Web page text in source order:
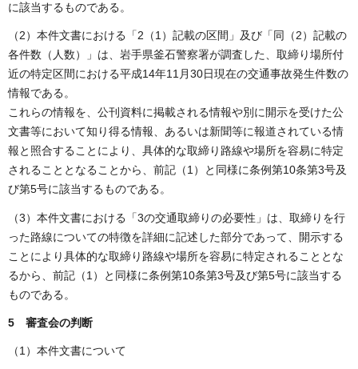
に該当するものである。
（2）本件文書における「2（1）記載の区間」及び「同（2）記載の
各件数（人数）」は、岩手県釜石警察署が調査した、取締り場所付
近の特定区間における平成14年11月30日現在の交通事故発生件数の
情報である。
これらの情報を、公刊資料に掲載される情報や別に開示を受けた公
文書等において知り得る情報、あるいは新聞等に報道されている情
報と照合することにより、具体的な取締り路線や場所を容易に特定
されることとなることから、前記（1）と同様に条例第10条第3号及
び第5号に該当するものである。
（3）本件文書における「3の交通取締りの必要性」は、取締りを行
った路線についての特徴を詳細に記述した部分であって、開示する
ことにより具体的な取締り路線や場所を容易に特定されることとな
るから、前記（1）と同様に条例第10条第3号及び第5号に該当する
ものである。
5 審査会の判断
（1）本件文書について